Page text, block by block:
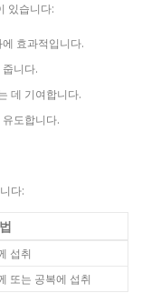
있습니다:
효과적입니다.
니다.
데 기여합니다.
도합니다.
다:
섭취
또는 공복에 섭취